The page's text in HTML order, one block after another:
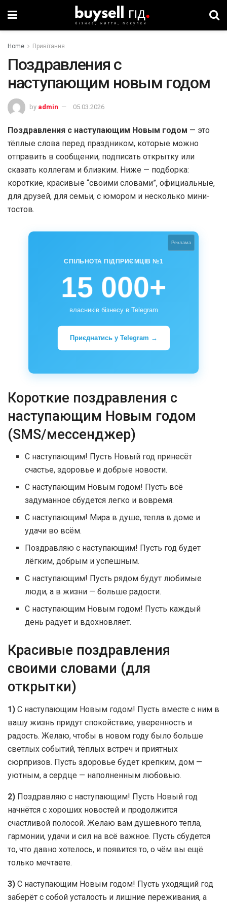
Home Привітання
Поздравления с
наступающим новым годом
by admin 05.03.2026
Поздравления с наступающим Новым годом — это
тёплые слова перед праздником, которые можно
отправить в сообщении, подписать открытку или
сказать коллегам и близким. Ниже — подборка:
короткие, красивые “своими словами”, официальные,
для друзей, для семьи, с юмором и несколько мини-
тостов.
Реклама
СПІЛЬНОТА ПІДПРИЄМЦІВ №1
15 000+
власників бізнесу в Telegram
Приєднатись у Telegram →
Короткие поздравления с
наступающим Новым годом
(SMS/мессенджер)
С наступающим! Пусть Новый год принесёт
счастье, здоровье и добрые новости.
С наступающим Новым годом! Пусть всё
задуманное сбудется легко и вовремя.
С наступающим! Мира в душе, тепла в доме и
удачи во всём.
Поздравляю с наступающим! Пусть год будет
лёгким, добрым и успешным.
С наступающим! Пусть рядом будут любимые
люди, а в жизни — больше радости.
С наступающим Новым годом! Пусть каждый
день радует и вдохновляет.
Красивые поздравления
своими словами (для
открытки)
1) С наступающим Новым годом! Пусть вместе с ним в
вашу жизнь придут спокойствие, уверенность и
радость. Желаю, чтобы в новом году было больше
светлых событий, тёплых встреч и приятных
сюрпризов. Пусть здоровье будет крепким, дом —
уютным, а сердце — наполненным любовью.
2) Поздравляю с наступающим! Пусть Новый год
начнётся с хороших новостей и продолжится
счастливой полосой. Желаю вам душевного тепла,
гармонии, удачи и сил на всё важное. Пусть сбудется
то, что давно хотелось, и появится то, о чём вы ещё
только мечтаете.
3) С наступающим Новым годом! Пусть уходящий год
заберёт с собой усталость и лишние переживания, а